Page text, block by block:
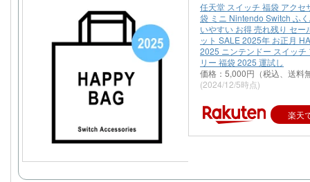
任天堂 スイッチ 福袋 アクセ
袋 ミニ Nintendo Switch ふ
いやすい お得 売れ残り セー
ット SALE 2025年 お正月
2025 ニンテンドー スイッチ
リー 福袋 2025 運試し
価格：5,000円（税込、送料
(2024/12/5時点)
楽天